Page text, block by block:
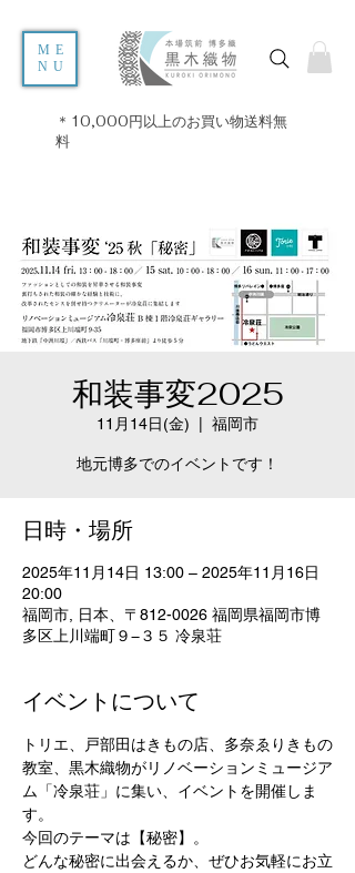
ME
NU
＊10,000円以上のお買い物送料無
料
和装事変2025
11月14日(金) 福岡市
地元博多でのイベントです！
日時・場所
2025年11月14日 13:00 – 2025年11月16日
20:00
福岡市, 日本、〒812-0026 福岡県福岡市博
多区上川端町９−３５ 冷泉荘
イベントについて
トリエ、戸部田はきもの店、多奈ゑりきもの
教室、黒木織物がリノベーションミュージア
ム「冷泉荘」に集い、イベントを開催しま
す。
今回のテーマは【秘密】。
どんな秘密に出会えるか、ぜひお気軽にお立